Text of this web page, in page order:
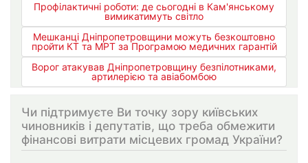
Профілактичні роботи: де сьогодні в Кам'янському
вимикатимуть світло
Мешканці Дніпропетровщини можуть безкоштовно
пройти КТ та МРТ за Програмою медичних гарантій
Ворог атакував Дніпропетровщину безпілотниками,
артилерією та авіабомбою
Чи підтримуєте Ви точку зору київських
чиновників і депутатів, що треба обмежити
фінансові витрати місцевих громад України?